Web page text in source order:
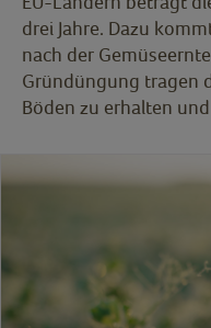
drei Jahre. Dazu
nach der
Gründüngung tragen
Böden zu erhalten